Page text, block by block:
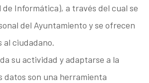
Informática), a través del cual se
del Ayuntamiento y se ofrecen
al ciudadano.
su actividad y adaptarse a la
datos son una herramienta